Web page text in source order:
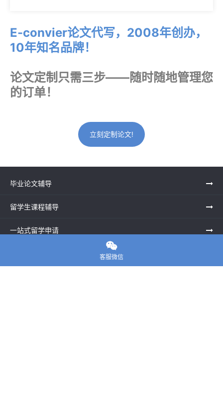
E-convier论文代写，2008年创办，
10年知名品牌！
论文定制只需三步——随时随地管理您
的订单！
立刻定制论文!
毕业论文辅导
留学生课程辅导
一站式留学申请

客服微信